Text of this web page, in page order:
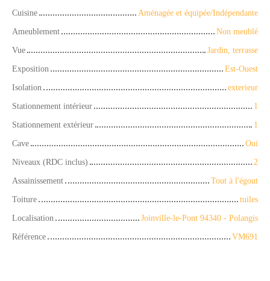
Cuisine
Aménagée et équipée/Indépendante
Ameublement
Non meublé
Vue
Jardin, terrasse
Exposition
Est-Ouest
Isolation
exterieur
Stationnement intérieur
1
Stationnement extérieur
1
Cave
Oui
Niveaux (RDC inclus)
2
Assainissement
Tout à l'égout
Toiture
tuiles
Localisation
Joinville-le-Pont 94340 - Polangis
Référence
VM691